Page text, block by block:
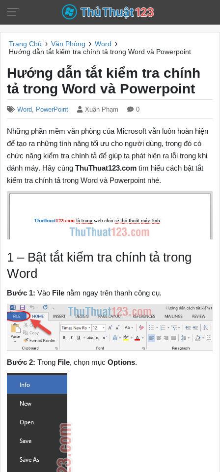
Trang Chủ › Văn Phòng › Word ›
Hướng dẫn tắt kiểm tra chính tả trong Word và Powerpoint
Hướng dẫn tắt kiểm tra chính
tả trong Word và Powerpoint
Word, PowerPoint Xuân Phạm 0
Những phần mềm văn phòng của Microsoft vẫn luôn hoàn hiện
để tạo ra những tính năng tối ưu cho người dùng, trong đó có
chức năng kiểm tra chính tả để giúp ta phát hiện ra lỗi trong khi
đánh máy. Hãy cùngThuThuat123.com tìm hiểu cách bật tắt
kiểm tra chính tả trong Word và Powerpoint nhé.
1 – Bật tắt kiểm tra chính tả trong
Word
Bước 1:Vào File nằm ngay trên thanh công cụ.
Bước 2: Trong File, chọn mụcOptions.